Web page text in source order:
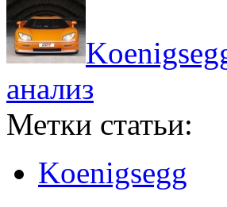
анализ
Метки статьи:
Koenigsegg